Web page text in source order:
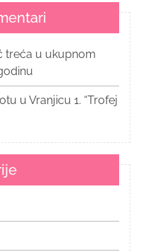
treća u ukupnom
u Vranjicu 1. “Trofej